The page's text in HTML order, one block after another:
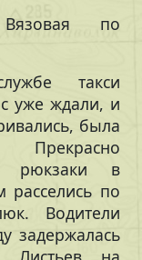
по
такси
уже ждали, и
была
Прекрасно
рюкзаки в
расселись по
Водители
задержалась